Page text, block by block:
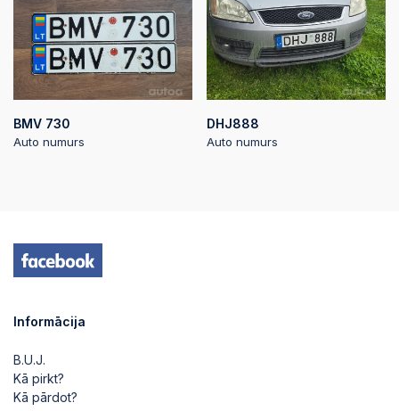
BMV 730
Auto numurs
DHJ888
Auto numurs
Informācija
B.U.J.
Kā pirkt?
Kā pārdot?